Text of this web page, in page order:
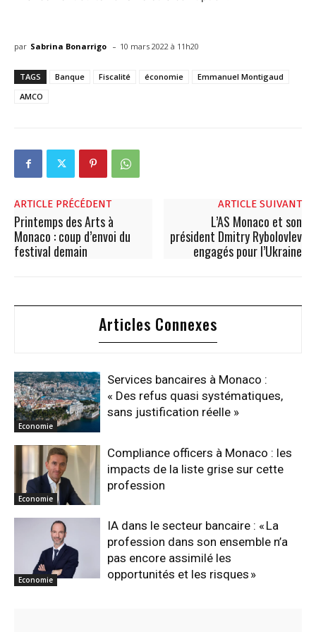
par Sabrina Bonarrigo - 10 mars 2022 à 11h20
TAGS Banque Fiscalité économie
Emmanuel Montigaud
AMCO
ARTICLE PRÉCÉDENT
Printemps des Arts à
Monaco : coup d’envoi du
festival demain
ARTICLE SUIVANT
L’AS Monaco et son
président Dmitry Rybolovlev
engagés pour l’Ukraine
Articles Connexes
Economie
Services bancaires à Monaco :
« Des refus quasi systématiques,
sans justification réelle »
Economie
Compliance officers à Monaco : les
impacts de la liste grise sur cette
profession
Economie
IA dans le secteur bancaire : « La
profession dans son ensemble n’a
pas encore assimilé les
opportunités et les risques »